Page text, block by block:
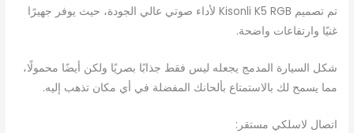
تم تصميم Kisonli K5 RGB لأداء صوتي عالي الجودة، حيث يوفر جهيرًا
غنيًا وارتفاعات واضحة.
شكل السيارة المدمج يجعله ليس فقط جذابًا بصريًا ولكن أيضًا محمولًا،
مما يسمح لك بالاستمتاع بألحانك المفضلة في أي مكان تذهب إليه.
اتصال لاسلكي مستقر: